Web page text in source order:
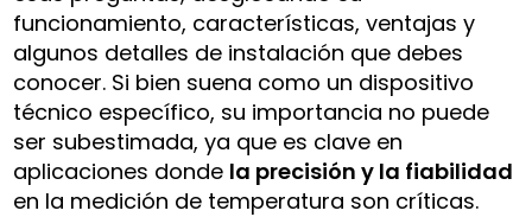
funcionamiento, características, ventajas y
algunos detalles de instalación que debes
conocer. Si bien suena como un dispositivo
técnico específico, su importancia no puede
ser subestimada, ya que es clave en
aplicaciones donde la precisión y la fiabilidad
en la medición de temperatura son críticas.